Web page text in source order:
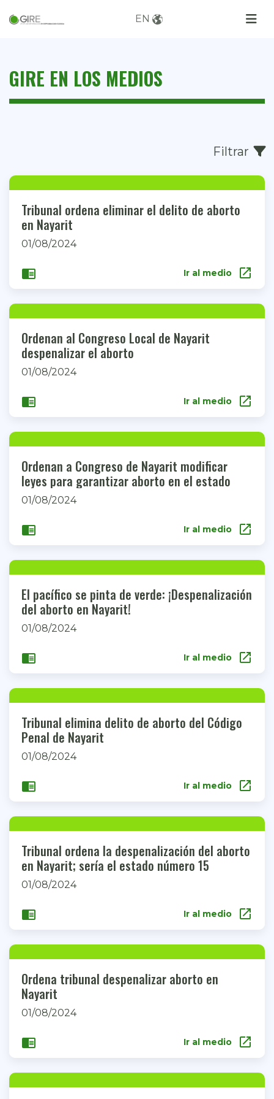
EN
GIRE EN LOS MEDIOS
Filtrar
Tribunal ordena eliminar el delito de aborto
en Nayarit
01/08/2024
chrome_reader_mode Ir al medio open_in_new
Ordenan al Congreso Local de Nayarit
despenalizar el aborto
01/08/2024
chrome_reader_mode Ir al medio open_in_new
Ordenan a Congreso de Nayarit modificar
leyes para garantizar aborto en el estado
01/08/2024
chrome_reader_mode Ir al medio open_in_new
El pacífico se pinta de verde: ¡Despenalización
del aborto en Nayarit!
01/08/2024
chrome_reader_mode Ir al medio open_in_new
Tribunal elimina delito de aborto del Código
Penal de Nayarit
01/08/2024
chrome_reader_mode Ir al medio open_in_new
Tribunal ordena la despenalización del aborto
en Nayarit; sería el estado número 15
01/08/2024
chrome_reader_mode Ir al medio open_in_new
Ordena tribunal despenalizar aborto en
Nayarit
01/08/2024
chrome_reader_mode Ir al medio open_in_new